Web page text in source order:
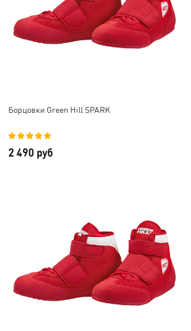
Борцовки Green Hill SPARK
2 490 руб
не первый раз
именные пояса,
спортивный и
костюм ,
хорошего качества,
Благодарю за
Доставили быстро,
постоянно
связь, отвечали на
вопросы.